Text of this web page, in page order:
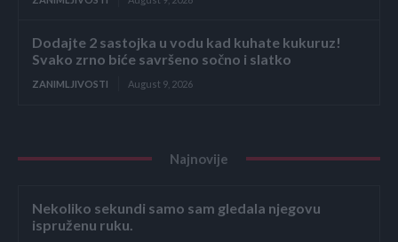
Dodajte 2 sastojka u vodu kad kuhate kukuruz!
Svako zrno biće savršeno sočno i slatko
ZANIMLJIVOSTI August 9, 2026
Najnovije
Nekoliko sekundi samo sam gledala njegovu
ispruženu ruku.